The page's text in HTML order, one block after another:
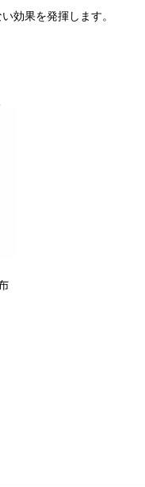
効果を発揮します。